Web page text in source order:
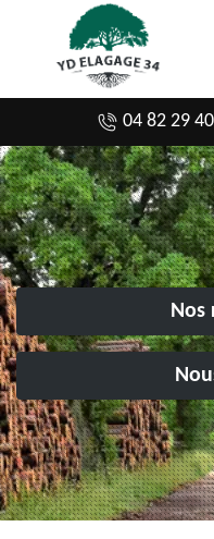
04 82 29
Nos